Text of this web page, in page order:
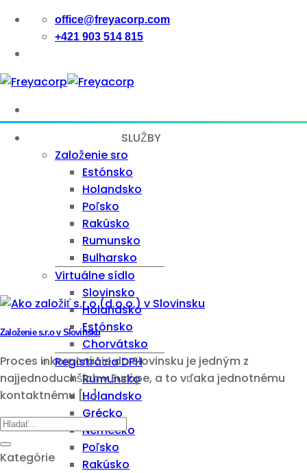
Skip
content
office@freyacorp.com
+421 903 514 815
SLUŽBY
Založenie sro
Estónsko
Holandsko
Poľsko
Rakúsko
Rumunsko
Bulharsko
Virtuálne sídlo
Slovinsko
Holandsko
Estónsko
Chorvátsko
Registrácia DPH
Rumunsko
Holandsko
Grécko
Nemecko
Poľsko
Rakúsko
Založenie s.r.o v Slovinsku
Proces inkorporácie do Slovinsku je jedným z
najjednoduchších v Európe, a to vďaka jednotnému
kontaktnému [...]
Kategórie